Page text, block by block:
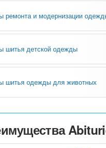
ремонта и модернизации
шитья детской одежды
шитья одежды для животных